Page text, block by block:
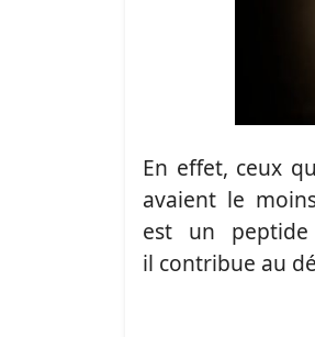
En effet, ceux
avaient le
est un
il contribue au